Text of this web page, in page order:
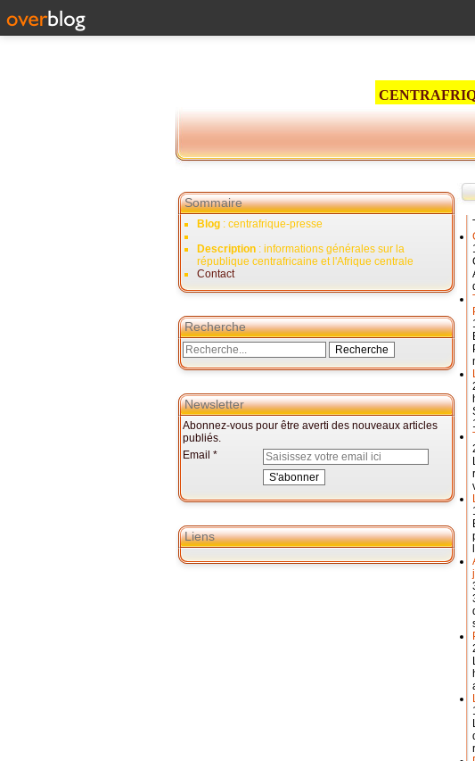
Sommaire
Blog : centrafrique-presse
Description : informations générales sur la
république centrafricaine et l'Afrique centrale
Contact
Recherche
Newsletter
Abonnez-vous pour être averti des nouveaux articles
publiés.
Email
Liens